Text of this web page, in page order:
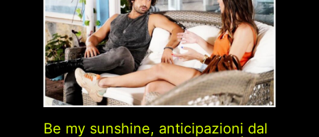
Be my sunshine, anticipazioni dal